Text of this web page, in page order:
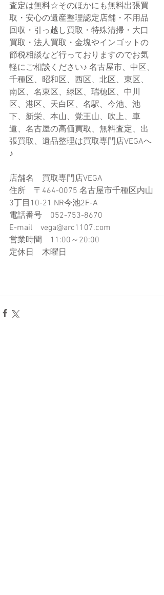
査定は無料☆そのほかにも無料出張買
取・安心の遺産整理認定店舗・不用品
回収・引っ越し買取・特殊清掃・大口
買取・法人買取・金塊やインゴットの
節税相談など行っておりますのでお気
軽にご相談ください♪ 名古屋市、中区、
千種区、昭和区、西区、北区、東区、
南区、名東区、緑区、瑞穂区、中川
区、港区、天白区、名駅、今池、池
下、新栄、本山、覚王山、吹上、車
道、名古屋の高価買取、無料査定、出
張買取、遺品整理は買取専門店VEGAへ
♪
店舗名　買取専門店VEGA
住所　〒464-0075 名古屋市千種区内山
3丁目10-21​ NR今池2F-A
電話番号　052-753-8670
E-mail　vega@arc1107.com​
営業時間　11:00～20:00
定休日　木曜日